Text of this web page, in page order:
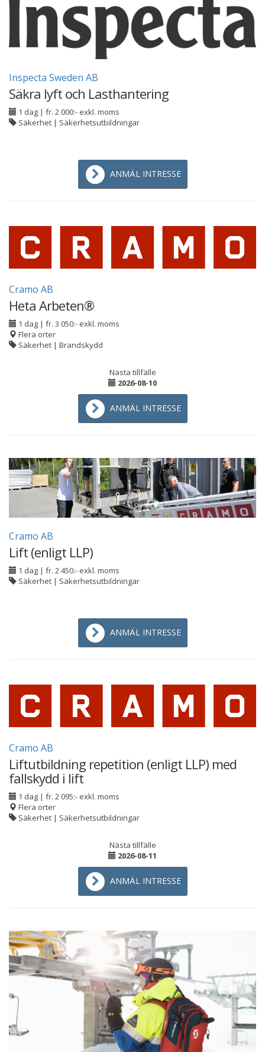
Inspecta Sweden AB
Säkra lyft och Lasthantering
1 dag | fr. 2 000:- exkl. moms
Säkerhet | Säkerhetsutbildningar
ANMÄL INTRESSE
Cramo AB
Heta Arbeten®
1 dag | fr. 3 050:- exkl. moms
Flera orter
Säkerhet | Brandskydd
Nästa tillfälle
2026-08-10
ANMÄL INTRESSE
Cramo AB
Lift (enligt LLP)
1 dag | fr. 2 450:- exkl. moms
Säkerhet | Säkerhetsutbildningar
ANMÄL INTRESSE
Cramo AB
Liftutbildning repetition (enligt LLP) med
fallskydd i lift
1 dag | fr. 2 095:- exkl. moms
Flera orter
Säkerhet | Säkerhetsutbildningar
Nästa tillfälle
2026-08-11
ANMÄL INTRESSE